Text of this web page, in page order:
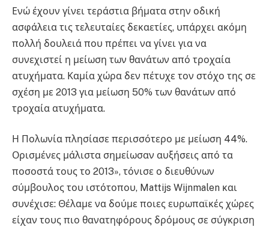
Ενώ έχουν γίνει τεράστια βήματα στην οδική
ασφάλεια τις τελευταίες δεκαετίες, υπάρχει ακόμη
πολλή δουλειά που πρέπει να γίνει για να
συνεχιστεί η μείωση των θανάτων από τροχαία
ατυχήματα. Καμία χώρα δεν πέτυχε τον στόχο της σε
σχέση με 2013 για μείωση 50% των θανάτων από
τροχαία ατυχήματα.
Η Πολωνία πλησίασε περισσότερο με μείωση 44%.
Ορισμένες μάλιστα σημείωσαν αυξήσεις από τα
ποσοστά τους το 2013», τόνισε ο διευθύνων
σύμβουλος του ιστότοπου, Mattijs Wijnmalen και
συνέχισε: Θέλαμε να δούμε ποιες ευρωπαϊκές χώρες
είχαν τους πιο θανατηφόρους δρόμους σε σύγκριση